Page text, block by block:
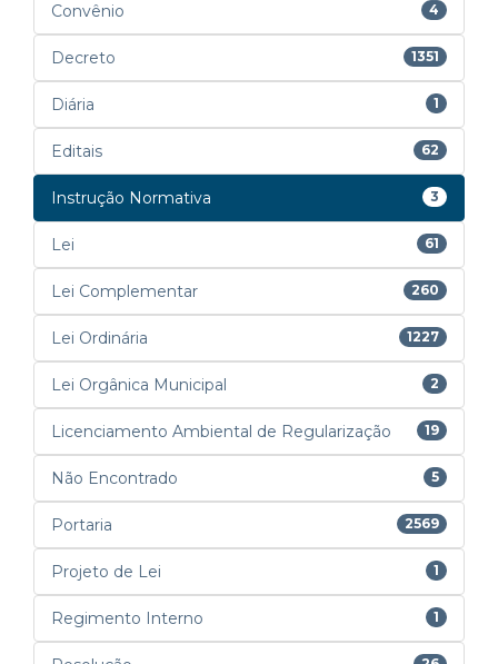
Convênio 4
Decreto 1351
Diária 1
Editais 62
Instrução Normativa 3
Lei 61
Lei Complementar 260
Lei Ordinária 1227
Lei Orgânica Municipal 2
Licenciamento Ambiental de Regularização 19
Não Encontrado 5
Portaria 2569
Projeto de Lei 1
Regimento Interno 1